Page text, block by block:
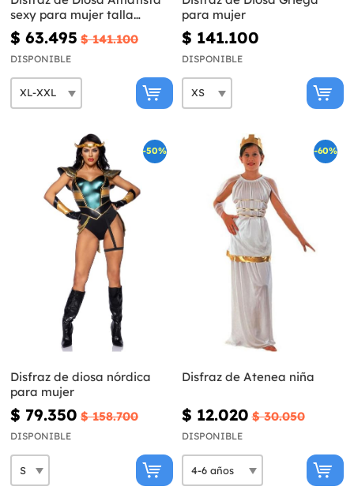
sexy para mujer talla
grande
$ 63.495 $ 141.100
DISPONIBLE
para mujer
$ 141.100
DISPONIBLE
-50%
Disfraz de diosa nórdica
para mujer
$ 79.350 $ 158.700
DISPONIBLE
-60%
Disfraz de Atenea niña
$ 12.020 $ 30.050
DISPONIBLE